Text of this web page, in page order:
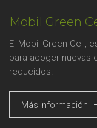
Mobil Green
El Mobil Green Cell,
para acoger nuevas
reducidos.
Más información